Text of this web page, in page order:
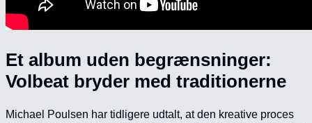
Et album uden begrænsninger:
Volbeat bryder med traditionerne
Michael Poulsen har tidligere udtalt, at den kreative proces